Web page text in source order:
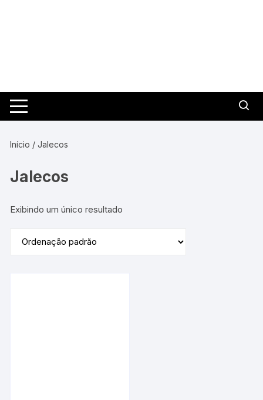
Início / Jalecos
Jalecos
Exibindo um único resultado